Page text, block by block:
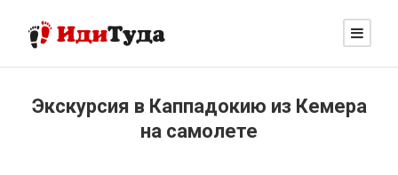
Экскурсия в Каппадокию из Кемера
на самолете